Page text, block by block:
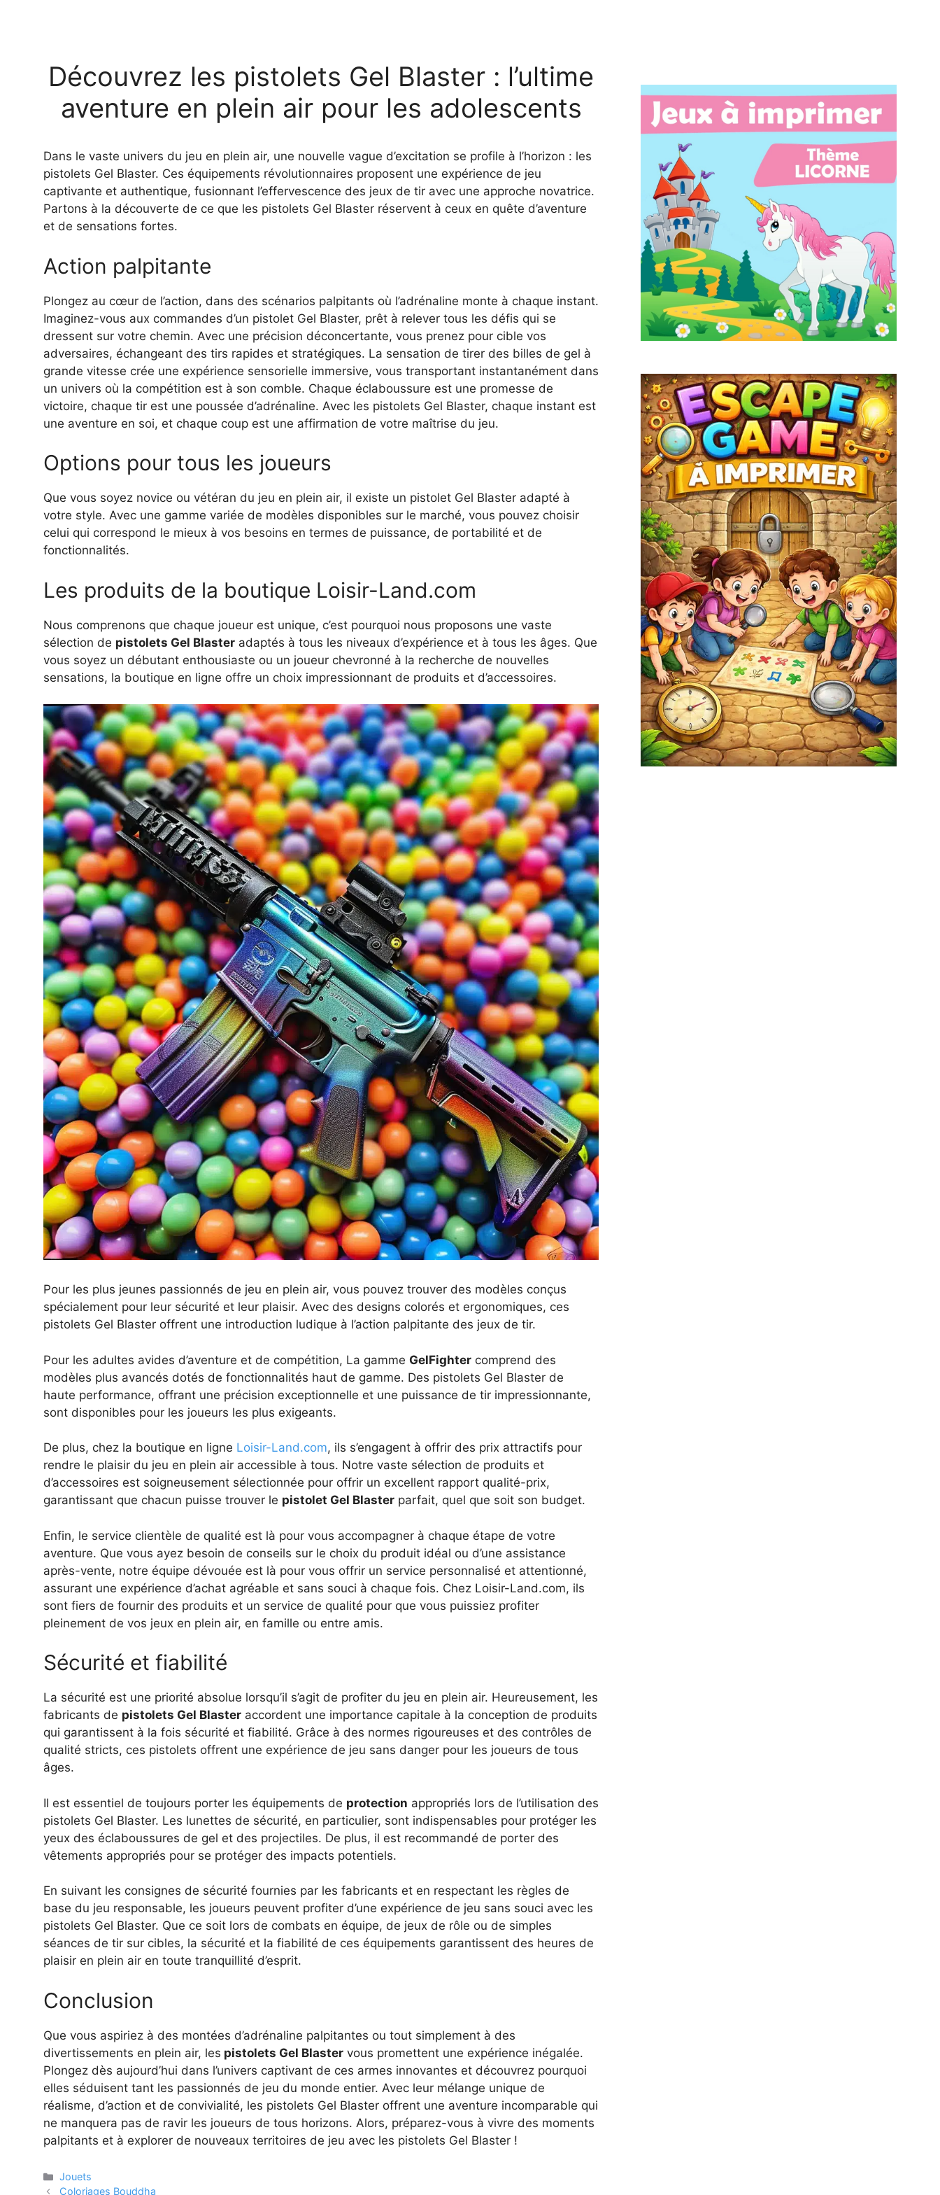
Découvrez les pistolets Gel Blaster : l’ultime
aventure en plein air pour les adolescents
Dans le vaste univers du jeu en plein air, une nouvelle vague d’excitation se profile à l’horizon : les
pistolets Gel Blaster. Ces équipements révolutionnaires proposent une expérience de jeu
captivante et authentique, fusionnant l’effervescence des jeux de tir avec une approche novatrice.
Partons à la découverte de ce que les pistolets Gel Blaster réservent à ceux en quête d’aventure
et de sensations fortes.
Action palpitante
Plongez au cœur de l’action, dans des scénarios palpitants où l’adrénaline monte à chaque instant.
Imaginez-vous aux commandes d’un pistolet Gel Blaster, prêt à relever tous les défis qui se
dressent sur votre chemin. Avec une précision déconcertante, vous prenez pour cible vos
adversaires, échangeant des tirs rapides et stratégiques. La sensation de tirer des billes de gel à
grande vitesse crée une expérience sensorielle immersive, vous transportant instantanément dans
un univers où la compétition est à son comble. Chaque éclaboussure est une promesse de
victoire, chaque tir est une poussée d’adrénaline. Avec les pistolets Gel Blaster, chaque instant est
une aventure en soi, et chaque coup est une affirmation de votre maîtrise du jeu.
Options pour tous les joueurs
Que vous soyez novice ou vétéran du jeu en plein air, il existe un pistolet Gel Blaster adapté à
votre style. Avec une gamme variée de modèles disponibles sur le marché, vous pouvez choisir
celui qui correspond le mieux à vos besoins en termes de puissance, de portabilité et de
fonctionnalités.
Les produits de la boutique Loisir-Land.com
Nous comprenons que chaque joueur est unique, c’est pourquoi nous proposons une vaste
sélection de pistolets Gel Blaster adaptés à tous les niveaux d’expérience et à tous les âges. Que
vous soyez un débutant enthousiaste ou un joueur chevronné à la recherche de nouvelles
sensations, la boutique en ligne offre un choix impressionnant de produits et d’accessoires.
Pour les plus jeunes passionnés de jeu en plein air, vous pouvez trouver des modèles conçus
spécialement pour leur sécurité et leur plaisir. Avec des designs colorés et ergonomiques, ces
pistolets Gel Blaster offrent une introduction ludique à l’action palpitante des jeux de tir.
Pour les adultes avides d’aventure et de compétition, La gamme GelFighter comprend des
modèles plus avancés dotés de fonctionnalités haut de gamme. Des pistolets Gel Blaster de
haute performance, offrant une précision exceptionnelle et une puissance de tir impressionnante,
sont disponibles pour les joueurs les plus exigeants.
De plus, chez la boutique en ligne Loisir-Land.com, ils s’engagent à offrir des prix attractifs pour
rendre le plaisir du jeu en plein air accessible à tous. Notre vaste sélection de produits et
d’accessoires est soigneusement sélectionnée pour offrir un excellent rapport qualité-prix,
garantissant que chacun puisse trouver le pistolet Gel Blaster parfait, quel que soit son budget.
Enfin, le service clientèle de qualité est là pour vous accompagner à chaque étape de votre
aventure. Que vous ayez besoin de conseils sur le choix du produit idéal ou d’une assistance
après-vente, notre équipe dévouée est là pour vous offrir un service personnalisé et attentionné,
assurant une expérience d’achat agréable et sans souci à chaque fois. Chez Loisir-Land.com, ils
sont fiers de fournir des produits et un service de qualité pour que vous puissiez profiter
pleinement de vos jeux en plein air, en famille ou entre amis.
Sécurité et fiabilité
La sécurité est une priorité absolue lorsqu’il s’agit de profiter du jeu en plein air. Heureusement, les
fabricants de pistolets Gel Blaster accordent une importance capitale à la conception de produits
qui garantissent à la fois sécurité et fiabilité. Grâce à des normes rigoureuses et des contrôles de
qualité stricts, ces pistolets offrent une expérience de jeu sans danger pour les joueurs de tous
âges.
Il est essentiel de toujours porter les équipements de protection appropriés lors de l’utilisation des
pistolets Gel Blaster. Les lunettes de sécurité, en particulier, sont indispensables pour protéger les
yeux des éclaboussures de gel et des projectiles. De plus, il est recommandé de porter des
vêtements appropriés pour se protéger des impacts potentiels.
En suivant les consignes de sécurité fournies par les fabricants et en respectant les règles de
base du jeu responsable, les joueurs peuvent profiter d’une expérience de jeu sans souci avec les
pistolets Gel Blaster. Que ce soit lors de combats en équipe, de jeux de rôle ou de simples
séances de tir sur cibles, la sécurité et la fiabilité de ces équipements garantissent des heures de
plaisir en plein air en toute tranquillité d’esprit.
Conclusion
Que vous aspiriez à des montées d’adrénaline palpitantes ou tout simplement à des
divertissements en plein air, les pistolets Gel Blaster vous promettent une expérience inégalée.
Plongez dès aujourd’hui dans l’univers captivant de ces armes innovantes et découvrez pourquoi
elles séduisent tant les passionnés de jeu du monde entier. Avec leur mélange unique de
réalisme, d’action et de convivialité, les pistolets Gel Blaster offrent une aventure incomparable qui
ne manquera pas de ravir les joueurs de tous horizons. Alors, préparez-vous à vivre des moments
palpitants et à explorer de nouveaux territoires de jeu avec les pistolets Gel Blaster !
Catégories
Jouets
Coloriages Bouddha